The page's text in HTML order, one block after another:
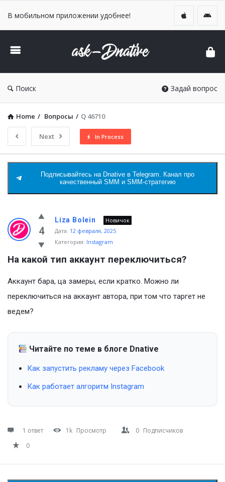
В мобильном приложении удобнее!
Ask
Поиск Задай вопрос
Home / Вопросы / Q 46710
Next In Process
Подписывайтесь на Dnative в Telegram. Канал про
качественный SMM и SMM-стратегию
DNative
Ask
Latest
Вопросы
4
Liza Bolein
Новичок
Дата: 12 февраля, 2025
Категория: Instagram
На какой тип аккаунт переключиться?
Аккаунт бара, ца замеры, если кратко. Можно ли
переключиться на аккаунт автора, при том что таргет не
ведем?
Читайте по теме в блоге Dnative
Как запустить рекламу через Facebook
Как работает алгоритм Instagram
1 ответ 1k Просмотр 0 Подписчиков
0